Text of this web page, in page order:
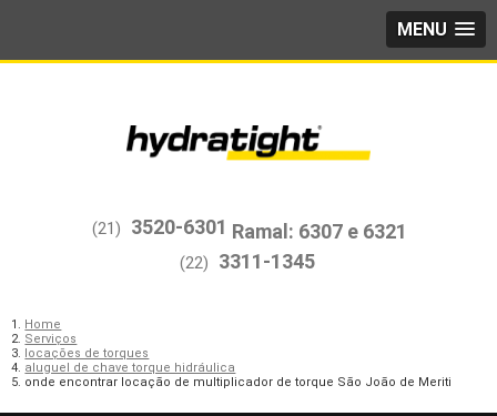
MENU
(21) 3520-6301
(22) 3311-1345
Home
Serviços
locações de torques
aluguel de chave torque hidráulica
onde encontrar locação de multiplicador de torque São João de Meriti